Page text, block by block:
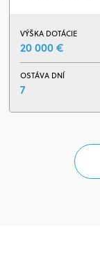
VÝŠKA DOTÁCIE
20 000 €
OSTÁVA DNÍ
7